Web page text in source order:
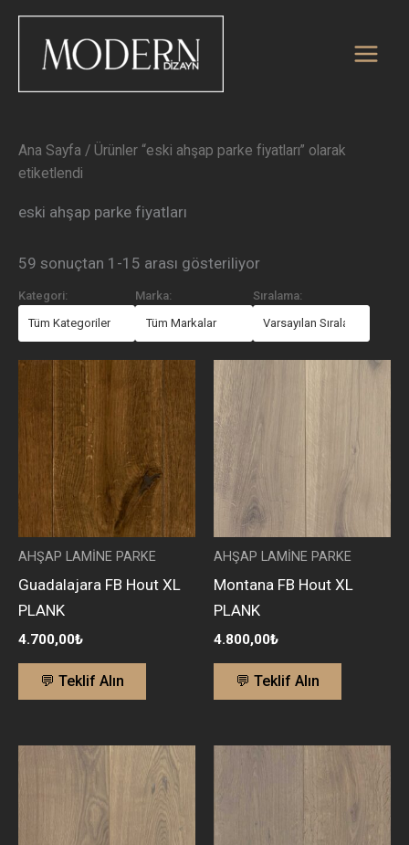
İçeriğe
Ana Sayfa / Ürünler “eski ahşap parke fiyatları” olarak
etiketlendi
eski ahşap parke fiyatları
59 sonuçtan 1-15 arası gösteriliyor
Kategori: Marka: Sıralama:
AHŞAP LAMİNE PARKE
Guadalajara FB Hout XL
PLANK
4.700,00₺
💬 Teklif Alın
AHŞAP LAMİNE PARKE
Montana FB Hout XL
PLANK
4.800,00₺
💬 Teklif Alın